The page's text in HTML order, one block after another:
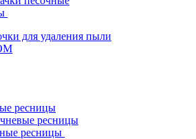
для удаления пыли
ресницы
ресницы
ресницы